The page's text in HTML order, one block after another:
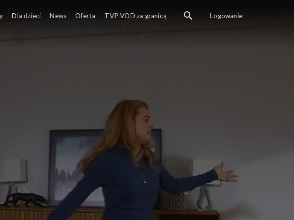
Dla dzieci News Oferta TVP VOD za granicą Logowanie